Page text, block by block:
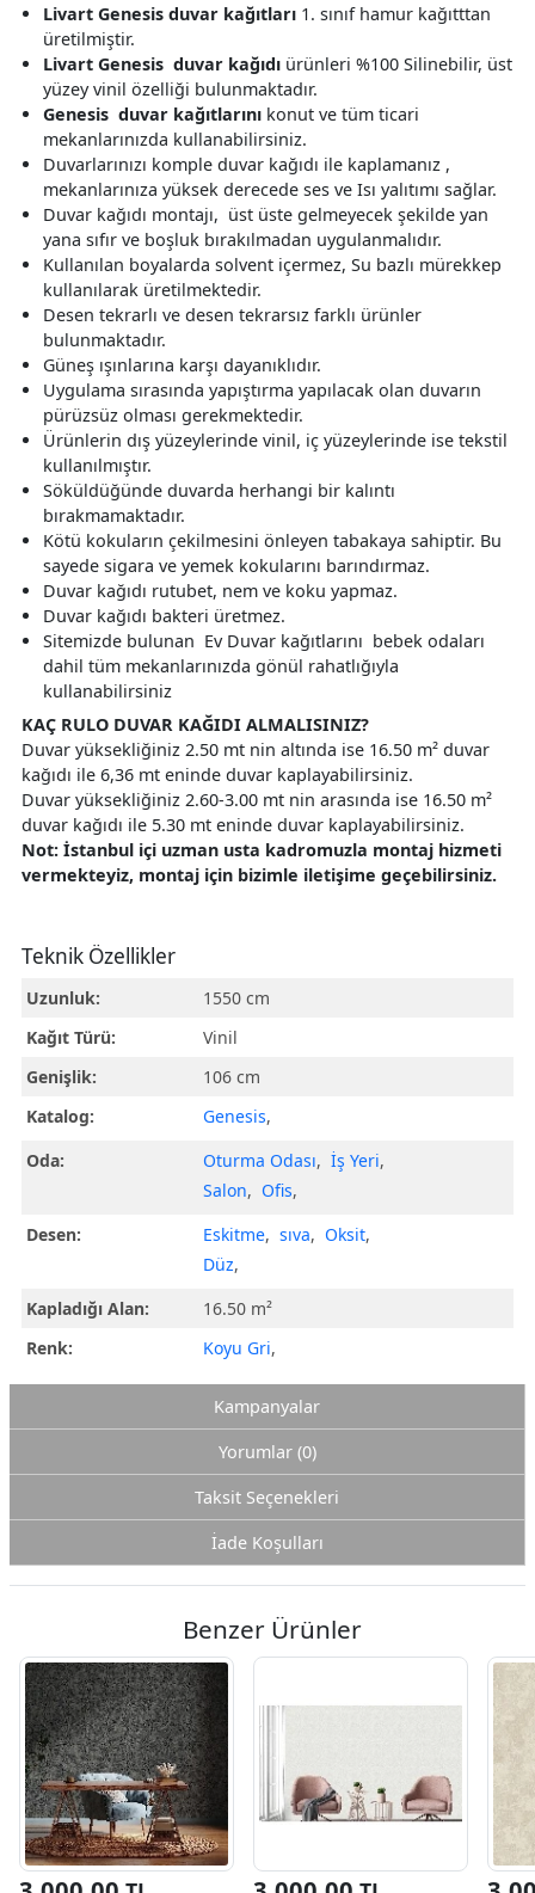
Livart Genesis duvar kağıtları 1. sınıf hamur kağıtttan
üretilmiştir.
Livart Genesis duvar kağıdı ürünleri %100 Silinebilir, üst
yüzey vinil özelliği bulunmaktadır.
Genesis duvar kağıtlarını konut ve tüm ticari
mekanlarınızda kullanabilirsiniz.
Duvarlarınızı komple duvar kağıdı ile kaplamanız ,
mekanlarınıza yüksek derecede ses ve Isı yalıtımı sağlar.
Duvar kağıdı montajı, üst üste gelmeyecek şekilde yan
yana sıfır ve boşluk bırakılmadan uygulanmalıdır.
Kullanılan boyalarda solvent içermez, Su bazlı mürekkep
kullanılarak üretilmektedir.
Desen tekrarlı ve desen tekrarsız farklı ürünler
bulunmaktadır.
Güneş ışınlarına karşı dayanıklıdır.
Uygulama sırasında yapıştırma yapılacak olan duvarın
pürüzsüz olması gerekmektedir.
Ürünlerin dış yüzeylerinde vinil, iç yüzeylerinde ise tekstil
kullanılmıştır.
Söküldüğünde duvarda herhangi bir kalıntı
bırakmamaktadır.
Kötü kokuların çekilmesini önleyen tabakaya sahiptir. Bu
sayede sigara ve yemek kokularını barındırmaz.
Duvar kağıdı rutubet, nem ve koku yapmaz.
Duvar kağıdı bakteri üretmez.
Sitemizde bulunan Ev Duvar kağıtlarını bebek odaları
dahil tüm mekanlarınızda gönül rahatlığıyla
kullanabilirsiniz
KAÇ RULO DUVAR KAĞIDI ALMALISINIZ?
Duvar yüksekliğiniz 2.50 mt nin altında ise 16.50 m² duvar
kağıdı ile 6,36 mt eninde duvar kaplayabilirsiniz.
Duvar yüksekliğiniz 2.60-3.00 mt nin arasında ise 16.50 m²
duvar kağıdı ile 5.30 mt eninde duvar kaplayabilirsiniz.
Not: İstanbul içi uzman usta kadromuzla montaj hizmeti
vermekteyiz, montaj için bizimle iletişime geçebilirsiniz.
Teknik Özellikler
Uzunluk:
1550 cm
Kağıt Türü:
Vinil
Genişlik:
106 cm
Katalog:
Genesis,
Oda:
Oturma Odası, İş Yeri,
Salon, Ofis,
Desen:
Eskitme, sıva, Oksit,
Düz,
Kapladığı Alan:
16.50 m²
Renk:
Koyu Gri,
Kampanyalar
Yorumlar (0)
Taksit Seçenekleri
İade Koşulları
Benzer Ürünler